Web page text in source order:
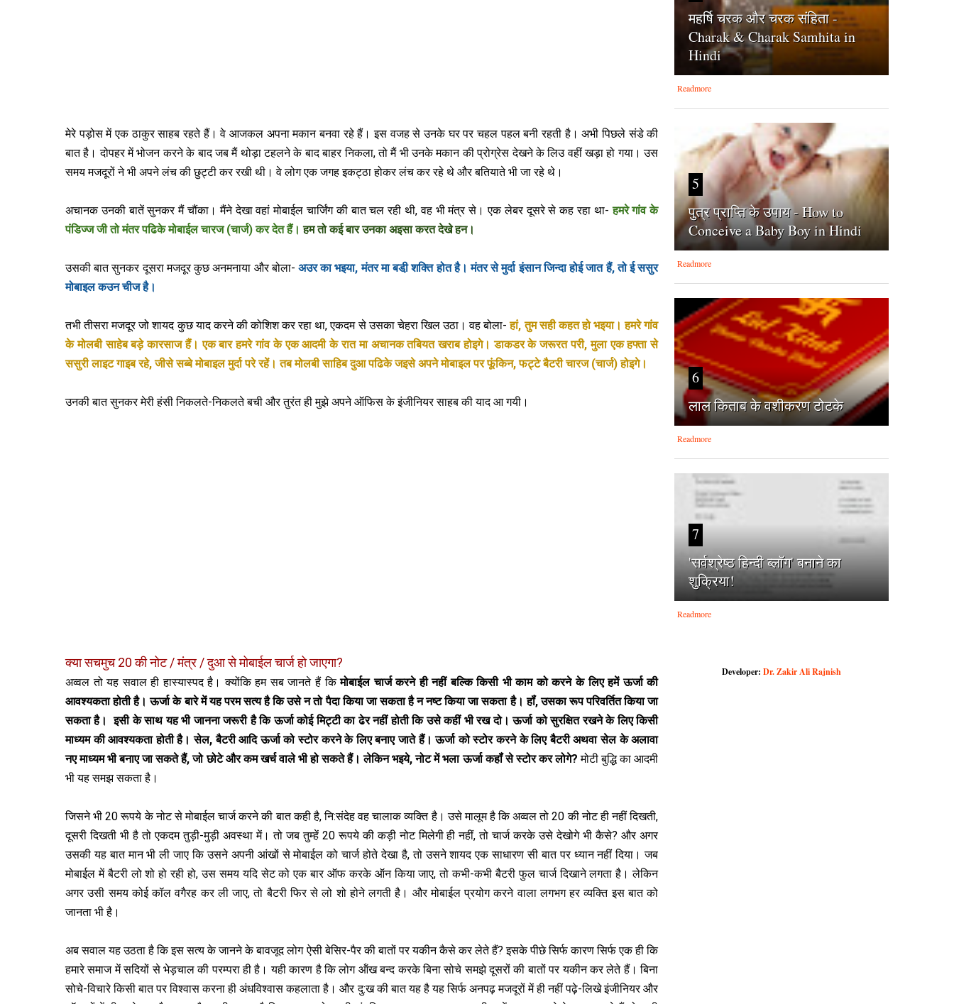
मेरे पड़ोस में एक ठाकुर साहब रहते हैं। वे आजकल अपना मकान बनवा रहे हैं। इस वजह से उनके घर पर चहल पहल बनी रहती है। अभी पिछले संडे की
बात है। दोपहर में भोजन करने के बाद जब मैं थोड़ा टहलने के बाद बाहर निकला, तो मैं भी उनके मकान की प्रोग्रेस देखने के लिउ वहीं खड़ा हो गया। उस
समय मजदूरों ने भी अपने लंच की छुट्टी कर रखी थी। वे लोग एक जगह इकट्ठा होकर लंच कर रहे थे और बतियाते भी जा रहे थे।
अचानक उनकी बातें सुनकर मैं चौंका। मैंने देखा वहां मोबाईल चार्जिंग की बात चल रही थी, वह भी मंत्र से। एक लेबर दूसरे से कह रहा था-हमरे गांव के
पंडिज्‍ज जी तो मंतर पढिके मोबाईल चारज (चार्ज) कर देत हैं।हम तो कई बार उनका अइसा करत देखे हन।
उसकी बात सुनकर दूसरा मजदूर कुछ अनमनाया और बोला- अउर का भइया, मंतर मा बडी़ शक्ति होत है। मंतर से मुर्दा इंसान जिन्‍दा होई जात हैं, तो ई ससुर
मोबाइल कउन चीज है।
तभी तीसरा मजदूर जो शायद कुछ याद करने की कोशिश कर रहा था, एकदम से उसका चेहरा खिल उठा। वह बोला-हां, तुम सही कहत हो भइया। हमरे गांव
के मोलबी साहेब बड़े कारसाज हैं। एक बार हमरे गांव के एक आदमी के रात मा अचानक तबियत खराब होइगे। डाकडर के जरूरत परी, मुला एक हफ्ता से
ससुरी लाइट गाइब रहे, जीसे सब्‍बे मोबाइल मुर्दा परे रहें। तब मोलबी साहिब दुआ पढिके जइसे अपने मोबाइल पर फूंकिन, फट्टे बैटरी चारज (चार्ज) होइगे।
उनकी बात सुनकर मेरी हंसी निकलते-निकलते बची और तुरंत ही मुझे अपने ऑफिस के इंजीनियर साहब की याद आ गयी।
क्‍या सचमुच 20 की नोट / मंत्र / दुआ से मोबाईल चार्ज हो जाएगा?
अव्‍वल तो यह सवाल ही हास्‍यास्‍पद है। क्‍योंकि हम सब जानते हैं किमोबाईल चार्ज करने ही नहीं बल्कि किसी भी काम को करने के लिए हमें ऊर्जा की
आवश्‍यकता होती है। ऊर्जा के बारे में यह परम सत्‍य है कि उसे न तो पैदा किया जा सकता है न नष्‍ट किया जा सकता है। हॉं, उसका रूप परिवर्तित किया जा
सकता है। इसी के साथ यह भी जानना जरूरी है कि ऊर्जा कोई मिट्टी का ढेर नहीं होती कि उसे कहीं भी रख दो। ऊर्जा को सुरक्षित रखने के लिए किसी
माध्‍यम की आवश्‍यकता होती है। सेल, बैटरी आदि ऊर्जा को स्‍टोर करने के लिए बनाए जाते हैं। ऊर्जा को स्‍टोर करने के लिए बैटरी अथवा सेल के अलावा
नए माध्‍यम भी बनाए जा सकते हैं, जो छोटे और कम खर्च वाले भी हो सकते हैं। लेकिन भइये, नोट में भला ऊर्जा कहॉं से स्‍टोर कर लोगे? मोटी बुद्धि का आदमी
भी यह समझ सकता है।
जिसने भी 20 रूपये के नोट से मोबाईल चार्ज करने की बात कही है, नि:संदेह वह चालाक व्‍यक्ति है। उसे मालूम है कि अव्‍वल तो 20 की नोट ही नहीं दिखती,
दूसरी दिखती भी है तो एकदम तुड़ी-मुड़ी अवस्‍था में। तो जब तुम्‍हें 20 रूपये की कड़ी नोट मिलेगी ही नहीं, तो चार्ज करके उसे देखोगे भी कैसे? और अगर
उसकी यह बात मान भी ली जाए कि उसने अपनी आंखों से मोबाईल को चार्ज होते देखा है, तो उसने शायद एक साधारण सी बात पर ध्‍यान नहीं दिया। जब
मोबाईल में बैटरी लो शो हो रही हो, उस समय यदि सेट को एक बार ऑफ करके ऑन किया जाए, तो कभी-कभी बैटरी फुल चार्ज दिखाने लगता है। लेकिन
अगर उसी समय कोई कॉल वगैरह कर ली जाए, तो बैटरी फिर से लो शो होने लगती है। और मोबाईल प्रयोग करने वाला लगभग हर व्‍यक्ति इस बात को
जानता भी है।
अब सवाल यह उठता है कि इस सत्‍य के जानने के बावजूद लोग ऐसी बेसिर-पैर की बातों पर यकीन कैसे कर लेते हैं? इसके पीछे सिर्फ कारण सिर्फ एक ही कि
हमारे समाज में सदियों से भेड़चाल की परम्‍परा ही है। यही कारण है कि लोग ऑंख बन्‍द करके बिना सोचे समझे दूसरों की बातों पर यकीन कर लेते हैं। बिना
सोचे-विचारे किसी बात पर विश्‍वास करना ही अंधविश्‍वास कहलाता है। और दु:ख की बात यह है यह सिर्फ अनपढ़ मजदूरों में ही नहीं पढ़े-लिखे इंजीनियर और
महर्षि चरक और चरक संहिता -
Charak & Charak Samhita in
Hindi
Readmore
5
पुत्र प्राप्ति के उपाय - How to
Conceive a Baby Boy in Hindi
Readmore
6
लाल किताब के वशीकरण टोटके
Readmore
7
'सर्वश्रेष्‍ठ हिन्‍दी ब्‍लॉग' बनाने का
शुक्रिया!
Readmore
Developer:Dr. Zakir Ali Rajnish